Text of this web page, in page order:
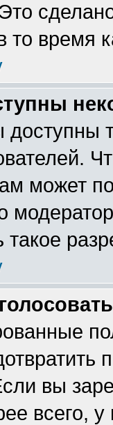
то время
может
такое
вы
всего,